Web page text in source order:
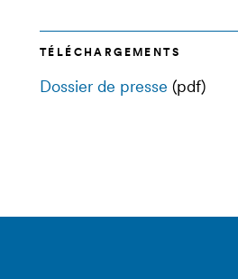
TÉLÉCHARGEMENTS
Dossier de presse (pdf)